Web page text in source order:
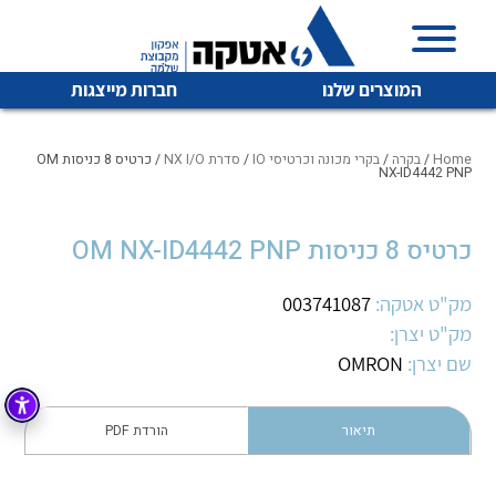
המוצרים שלנו חברות מייצגות
איכות | שרות | זמינות
והפצה של מוצרי
מיתוג, בקרה , ואינסטלציה חשמלית ופעילה ב7 תחומים:
חשמל מיתוג ואינסטלציה חשמלית
בקרה
זיווד
לכל מוצרי היצרן לכל מוצרי היצרן
לכל מוצרי היצרן לכל מוצרי היצרן
Home
/בקרה /בקרי מכונה וכרטיסי IO / סדרת NX I/O / כרטיס 8 כניסות OM
NX-ID4442 PNP
כרטיס 8 כניסות OM NX-ID4442 PNP
מק"ט אטקה: 003741087
מק"ט יצרן:
שם יצרן: OMRON
תיאור הורדת PDF